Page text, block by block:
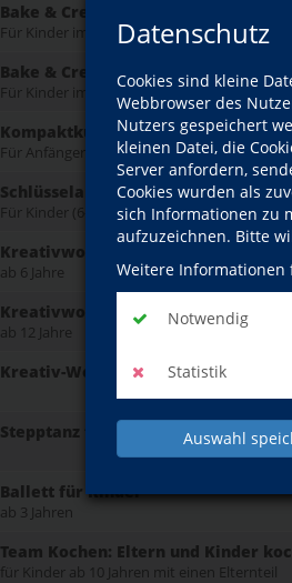
Datenschutz
Cookies sind kleine
Webbrowser des
Nutzers gespeichert
kleinen Datei, die
Server anfordern,
Cookies wurden als
sich Informationen zu
aufzuzeichnen. Bitte
Weitere Informationen
Notwendig
Statistik
Auswahl
Bake & Create in den Sommerferien
Für Kinder im Alter von 10 bis 12 Jahren
Bake & Create in den Sommerferien
Für Kinder im Alter von 10 bis 12 Jahren
Kompaktkurs: Bildgestaltung für
Für Anfänger und Fortgeschrittene
Schlüsselanhänger &
Für Kinder (6-9 Jahre)
Kreativworkshop: T-Shirt bemalen
ab 6 Jahre
Kreativworkshop: T-Shirt bemalen
ab 12 Jahre
Kreativ-Werkstatt Für Kinder (6-9
Stepptanz für Kinder
Ballett für Kinder
ab 3 Jahren
Team Kochen: Eltern und Kinder
für Kinder ab 10 Jahren mit einen Elternteil